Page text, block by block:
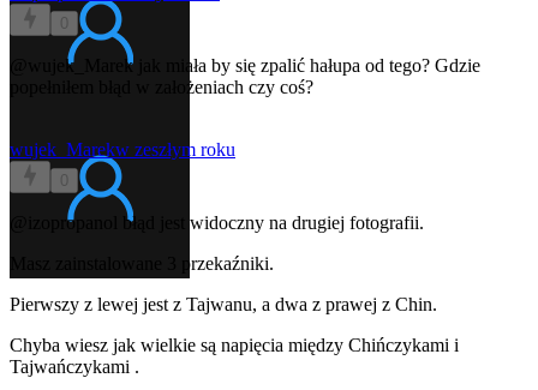
0
@wujek_Marek jak miała by się zpalić hałupa od tego? Gdzie
popełniłem błąd w założeniach czy coś?
wujek_Marekw zeszłym roku
0
@izopropanol
błąd jest widoczny na drugiej fotografii.
Masz zainstalowane 3 przekaźniki.
Pierwszy z lewej jest z Tajwanu, a dwa z prawej z Chin.
Chyba wiesz jak wielkie są napięcia między Chińczykami i
Tajwańczykami .